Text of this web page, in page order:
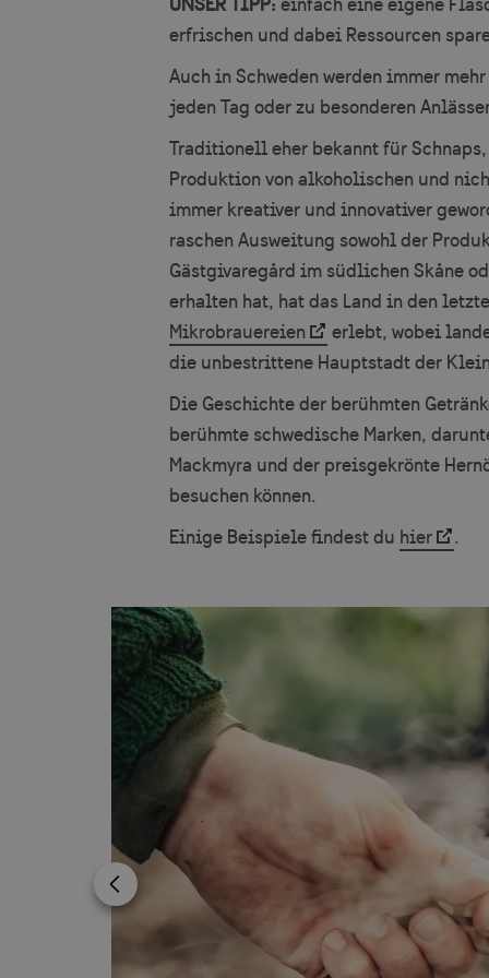
erfrischen und dabei Ressourcen
Auch in Schweden werden immer
jeden Tag oder zu besonderen
Traditionell eher bekannt für
Produktion von alkoholischen und
immer kreativer und innovativer
raschen Ausweitung sowohl der
Gästgivaregård im südlichen Skåne
erhalten hat, hat das Land in den
Mikrobrauereien
erlebt, wobei
die unbestrittene Hauptstadt der
Die Geschichte der berühmten
berühmte schwedische Marken,
Mackmyra und der preisgekrönte
besuchen können.
Einige Beispiele findest du hier .
Previous image
_GRECAPTCHA
Name
_ga
_ga_2777LD2S01
YSC
__Secure-
ROLLOUT_TOKEN
Name
vuid
__Secure-YNID